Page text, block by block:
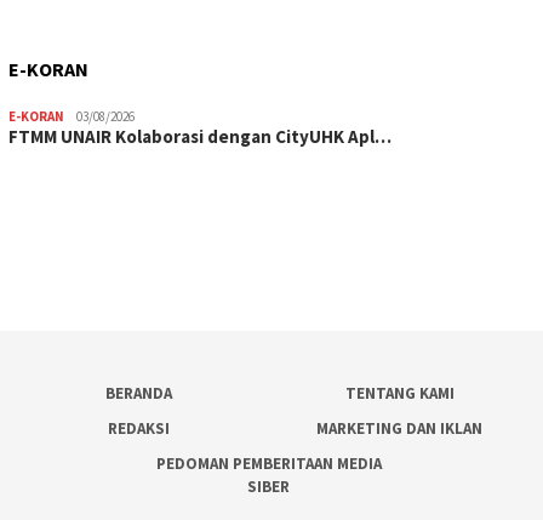
E-KORAN
E-KORAN 03/08/2026
FTMM UNAIR Kolaborasi dengan CityUHK Apl…
BERANDA
TENTANG KAMI
REDAKSI
MARKETING DAN IKLAN
PEDOMAN PEMBERITAAN MEDIA
SIBER